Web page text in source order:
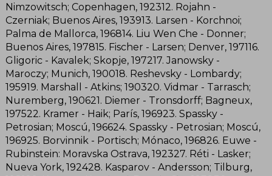
Nimzowitsch; Copenhagen, 192312. Rojahn -
Czerniak; Buenos Aires, 193913. Larsen - Korchnoi;
Palma de Mallorca, 196814. Liu Wen Che - Donner;
Buenos Aires, 197815. Fischer - Larsen; Denver, 197116.
Gligoric - Kavalek; Skopje, 197217. Janowsky -
Maroczy; Munich, 190018. Reshevsky - Lombardy;
195919. Marshall - Atkins; 190320. Vidmar - Tarrasch;
Nuremberg, 190621. Diemer - Tronsdorff; Bagneux,
197522. Kramer - Haik; París, 196923. Spassky -
Petrosian; Moscú, 196624. Spassky - Petrosian; Moscú,
196925. Borvinnik - Portisch; Mónaco, 196826. Euwe -
Rubinstein: Moravska Ostrava, 192327. Réti - Lasker;
Nueva York, 192428. Kasparov - Andersson; Tilburg,